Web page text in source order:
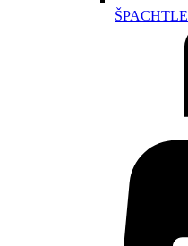
ŠPACHTLE